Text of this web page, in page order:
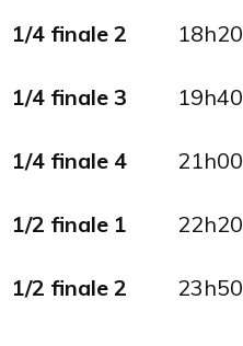
1/4 finale 2 18h20
1/4 finale 3 19h40
1/4 finale 4 21h00
1/2 finale 1 22h20
1/2 finale 2 23h50